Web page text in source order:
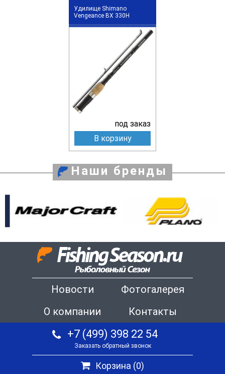
Удилище Shimano
Vengeance BX 330H
под заказ
В корзину
Наши бренды
Новости
Фотогалерея
О компании
Контакты
+7 (499) 398 22 54
Заказать обратный звонок
Корзина (0)